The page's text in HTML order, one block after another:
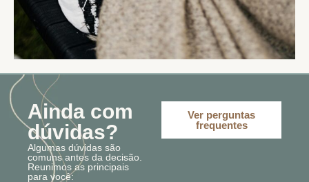
Ainda com
dúvidas?
Algumas dúvidas são
comuns antes da decisão.
Reunimos as principais
para você:
Ver perguntas
frequentes